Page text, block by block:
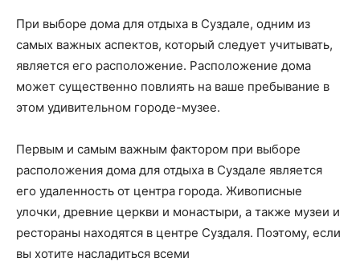
При выборе дома для отдыха в Суздале, одним из
самых важных аспектов, который следует учитывать,
является его расположение. Расположение дома
может существенно повлиять на ваше пребывание в
этом удивительном городе-музее.
Первым и самым важным фактором при выборе
расположения дома для отдыха в Суздале является
его удаленность от центра города. Живописные
улочки, древние церкви и монастыри, а также музеи и
рестораны находятся в центре Суздаля. Поэтому, если
вы хотите насладиться всеми